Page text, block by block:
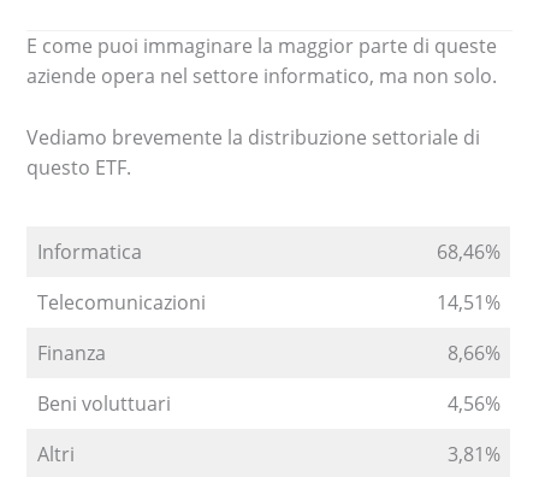
E come puoi immaginare la maggior parte di queste
aziende opera nel settore informatico, ma non solo.
Vediamo brevemente la distribuzione settoriale di
questo ETF.
Informatica
68,46%
Telecomunicazioni
14,51%
Finanza
8,66%
Beni voluttuari
4,56%
Altri
3,81%